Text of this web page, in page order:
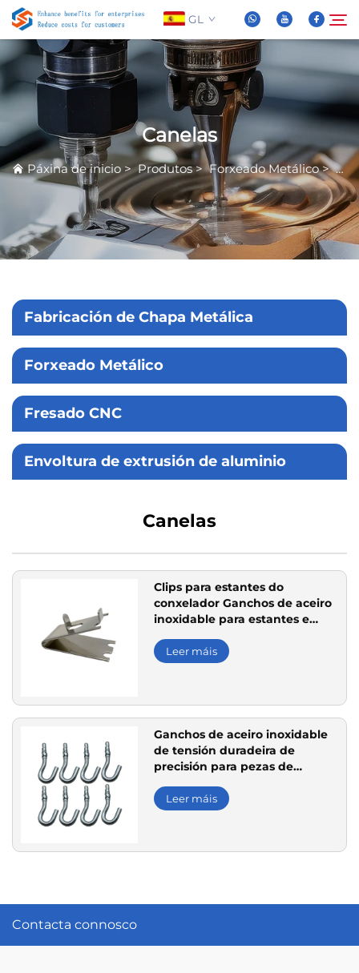
GL
Sobre Nós
Produtos
Preguntas Frequentes
Contáctenos
Buscar
Canelas
Páxina de inicio >Produtos>Forxeado Metálico>
Fabricación de Chapa Metálica
Forxeado Metálico
Fresado CNC
Envoltura de extrusión de aluminio
Canelas
Clips para estantes do
conxelador Ganchos de aceiro
inoxidable para estantes e
Leer máis
Ganchos de aceiro inoxidable
de tensión duradeira de
precisión para pezas de
Leer máis
Contacta connosco